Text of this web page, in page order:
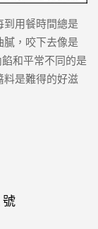
用餐時間總是
，咬下去像是
和平常不同的是
料是難得的好滋
號